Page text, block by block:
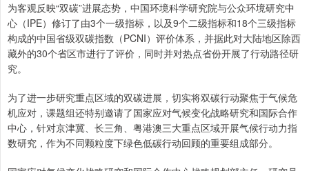
为客观反映“双碳”进展态势，中国环境科学研究院与公众环境研究中
心（IPE）修订了由3个一级指标，以及9个二级指标和18个三级指标
构成的中国省级双碳指数（PCNI）评价体系，并据此对大陆地区除西
藏外的30个省区市进行了评价，同时并对热点省份开展了行动路径研
究。
为了进一步研究重点区域的双碳进展，切实将双碳行动聚焦于气候危
机应对，课题组还特别邀请了国家应对气候变化战略研究和国际合作
中心，针对京津冀、长三角、粤港澳三大重点区域开展气候行动力指
数研究，作为不同颗粒度下绿色低碳行动回顾的重要组成部分。